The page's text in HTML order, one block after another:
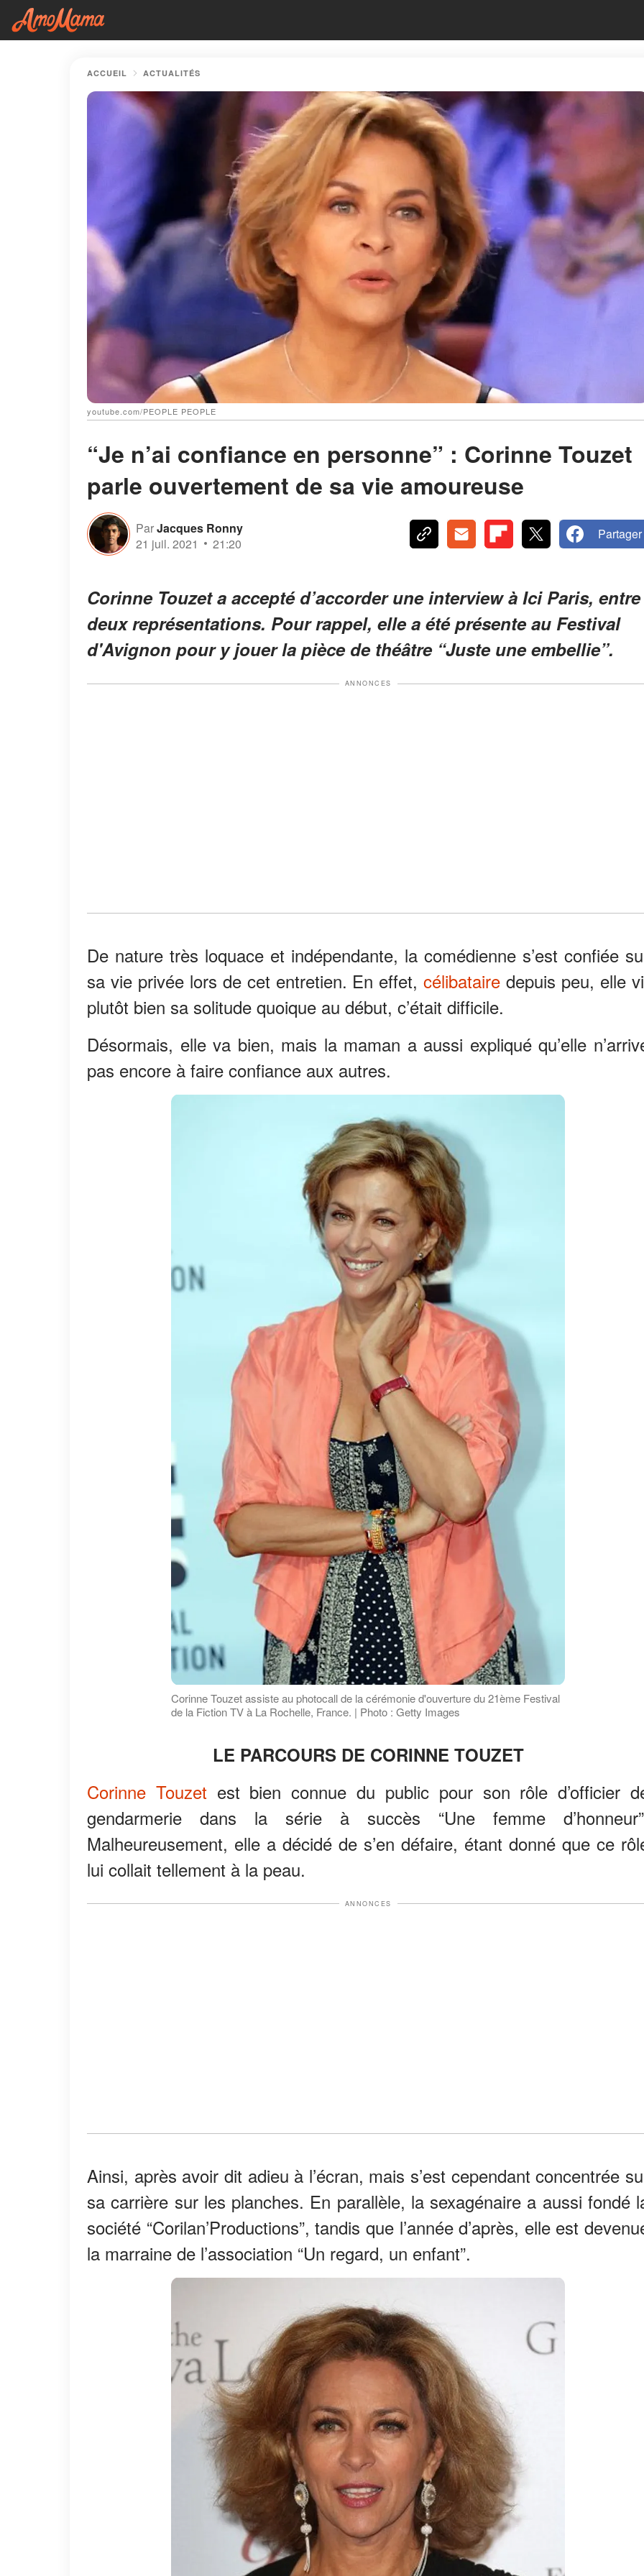
ACCUEIL ACTUALITÉS
youtube.com/PEOPLE PEOPLE
“Je n’ai confiance en personne” : Corinne Touzet
parle ouvertement de sa vie amoureuse
ParJacques Ronny
21 juil. 2021
21:20
Partager
Corinne Touzet a accepté d’accorder une interview à Ici Paris, entre
deux représentations. Pour rappel, elle a été présente au Festival
d'Avignon pour y jouer la pièce de théâtre “Juste une embellie”.
ANNONCES
De nature très loquace et indépendante, la comédienne s’est confiée
sa vie privée lors de cet entretien. En effet,célibataire depuis peu, elle
plutôt bien sa solitude quoique au début, c’était difficile.
Désormais, elle va bien, mais la maman a aussi expliqué qu’elle
pas encore à faire confiance aux autres.
Corinne Touzet assiste au photocall de la cérémonie d'ouverture du 21ème Festival
de la Fiction TV à La Rochelle, France. | Photo : Getty Images
LE PARCOURS DE CORINNE TOUZET
Corinne Touzet est bien connue du public pour son rôle d’officier
gendarmerie dans la série à succès “Une femme
Malheureusement, elle a décidé de s’en défaire, étant donné que ce
lui collait tellement à la peau.
ANNONCES
Ainsi, après avoir dit adieu à l’écran, mais s’est cependant concentrée
sa carrière sur les planches. En parallèle, la sexagénaire a aussi fondé
société “Corilan’Productions”, tandis que l’année d’après, elle est
la marraine de l’association “Un regard, un enfant”.